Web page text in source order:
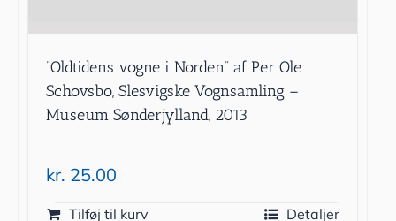
”Oldtidens vogne i Norden” af Per Ole
Schovsbo, Slesvigske Vognsamling –
Museum Sønderjylland, 2013
kr. 25.00
Tilføj til kurv Detaljer